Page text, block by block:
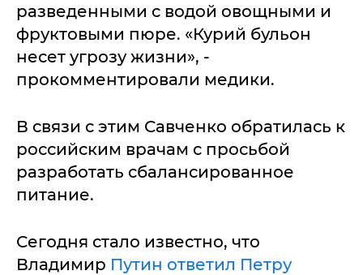
разведенными с водой овощными и
фруктовыми пюре. «Курий бульон
несет угрозу жизни», -
прокомментировали медики.
В связи с этим Савченко обратилась к
российским врачам с просьбой
разработать сбалансированное
питание.
Сегодня стало известно, что
Владимир Путин ответил Петру